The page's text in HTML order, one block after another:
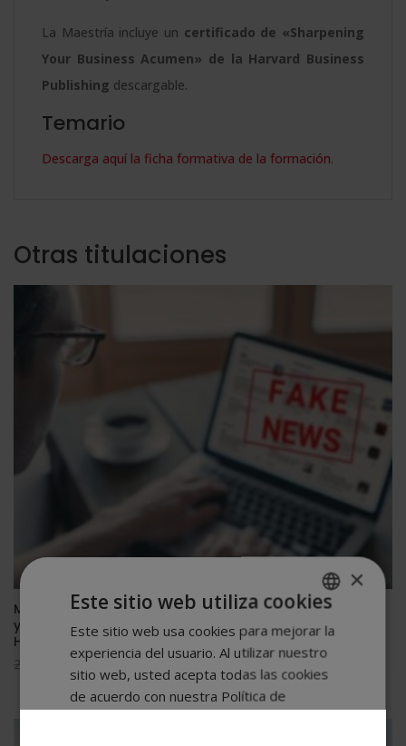
La Maestría incluye un certificado de «Sharpening
Your Business Acumen» de la Harvard Business
Publishing descargable.
Temario
Descarga aquí la ficha formativa de la formación.
Otras titulaciones
Maestría Internacional en Detección de Desinformación
y Fake News – Diploma Acreditado Por Apostilla De La
Haya –
2.976,00
El
precio
original
744,00
El
precio
actual
SPANISH
PORTUGUESE
×
Este sitio web utiliza cookies
Este sitio web usa cookies para mejorar la
experiencia del usuario. Al utilizar nuestro
sitio web, usted acepta todas las cookies
de acuerdo con nuestra Política de